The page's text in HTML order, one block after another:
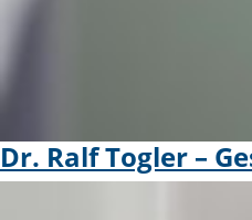
Dr. Ralf Togler –